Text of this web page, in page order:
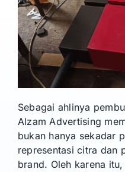
Sebagai ahlinya
Alzam Advertising
bukan hanya sekadar
representasi citra dan
brand. Oleh karena